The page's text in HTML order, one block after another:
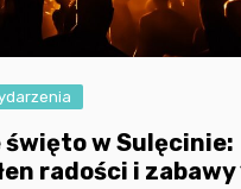
święto w Sulęcinie:
radości i zabawy